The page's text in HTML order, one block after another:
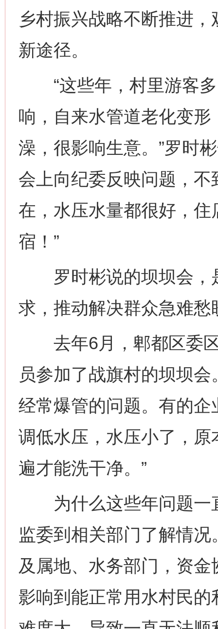
乡村振兴战略不断推进
新途径。
“这些年，村里游客多
响，自来水管道老化变
澡，很影响生意。”罗时
会上向纪委反映问题，
在，水压水量都很好，
宿！”
罗时彬说的坝坝会，
求，推动解决群众急难
去年6月，郫都区委区
员参加了战旗村的坝坝
经常爆管的问题。有的企
调低水压，水压小了，
遍才能洗干净。”
为什么这些年问题一
监委到相关部门了解情
及属地、水务部门，资
影响到能正常用水村民